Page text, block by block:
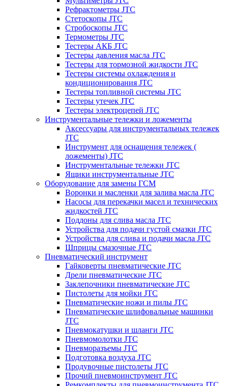
Рефрактометры JTC
Стетоскопы JTC
Стробоскопы JTC
Термометры JTC
Тестеры АКБ JTC
Тестеры давления масла JTC
Тестеры для тормозной жидкости JTC
Тестеры системы охлаждения и
кондиционирования JTC
Тестеры топливной системы JTC
Тестеры утечек JTC
Тестеры электроцепей JTC
Инструментальные тележки и ложементы
Аксессуары для инструментальных тележек
JTC
Инструмент для оснащения тележек (
ложементы) JTC
Инструментальные тележки JTC
Ящики инструментальные JTC
Оборудование для замены ГСМ
Воронки и масленки для залива масла JTC
Насосы для перекачки масел и технических
жидкостей JTC
Поддоны для слива масла JTC
Устройства для подачи густой смазки JTC
Устройства для слива и подачи масла JTC
Шприцы смазочные JTC
Пневматический инструмент
Гайковерты пневматические JTC
Дрели пневматические JTC
Заклепочники пневматические JTC
Пистолеты для мойки JTC
Пневматические ножи и пилы JTC
Пневматические шлифовальные машинки
JTC
Пневмокатушки и шланги JTC
Пневмомолотки JTC
Пневморазъемы JTC
Подготовка воздуха JTC
Продувочные пистолеты JTC
Прочий пневмоинструмент JTC